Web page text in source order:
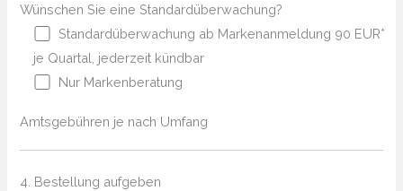
Wünschen Sie eine Standardüberwachung?
Standardüberwachung ab Markenanmeldung 90 EUR*
je Quartal, jederzeit kündbar
Nur Markenberatung
Amtsgebühren je nach Umfang
4. Bestellung aufgeben